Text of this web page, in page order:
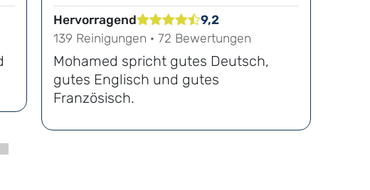
Hervorragend
9,2
139 Reinigungen · 72 Bewertungen
Mohamed spricht gutes Deutsch,
gutes Englisch und gutes
Französisch.